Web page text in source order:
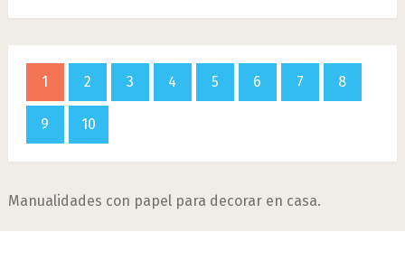
1 2 3 4 5 6 7 8
9 10
Manualidades con papel para decorar en casa.